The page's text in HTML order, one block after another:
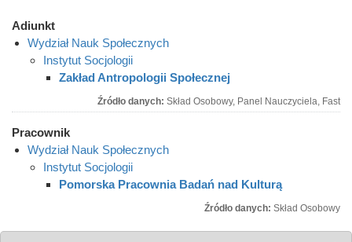
Adiunkt
Wydział Nauk Społecznych
Instytut Socjologii
Zakład Antropologii Społecznej
Źródło danych: Skład Osobowy, Panel Nauczyciela, Fast
Pracownik
Wydział Nauk Społecznych
Instytut Socjologii
Pomorska Pracownia Badań nad Kulturą
Źródło danych: Skład Osobowy